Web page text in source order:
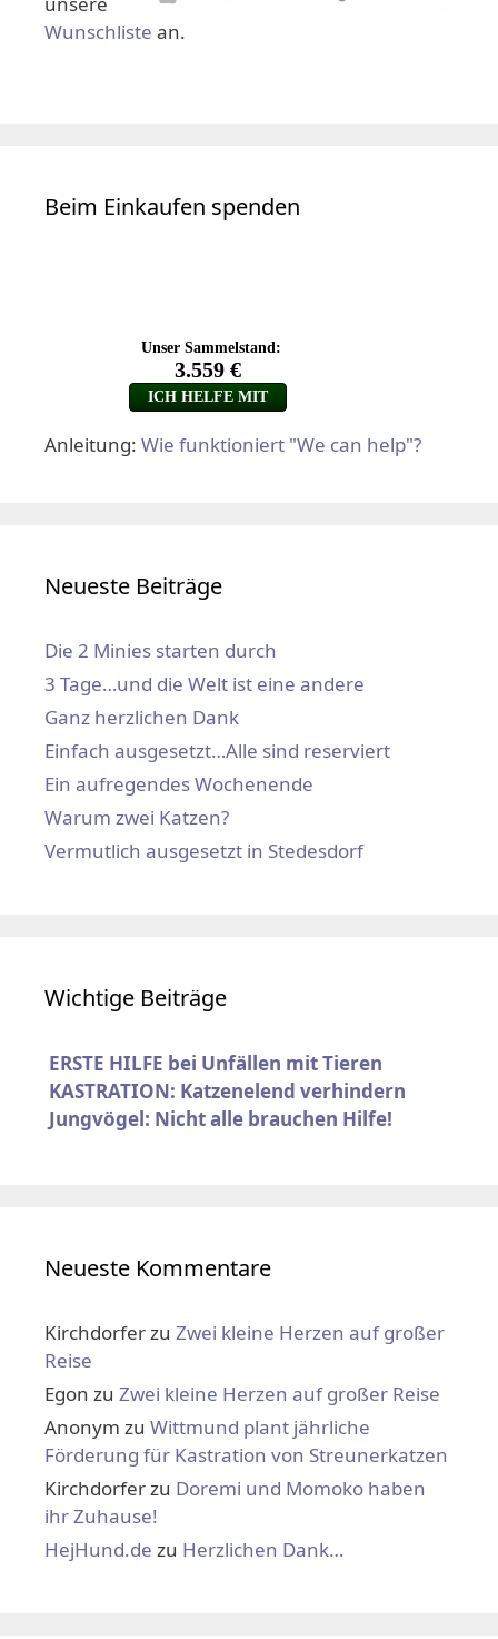
Wunschliste an.
Beim Einkaufen spenden
Anleitung: Wie funktioniert "We can help"?
Neueste Beiträge
Die 2 Minies starten durch
3 Tage…und die Welt ist eine andere
Ganz herzlichen Dank
Einfach ausgesetzt…Alle sind reserviert
Ein aufregendes Wochenende
Warum zwei Katzen?
Vermutlich ausgesetzt in Stedesdorf
Wichtige Beiträge
ERSTE HILFE bei Unfällen mit Tieren
KASTRATION: Katzenelend verhindern
Jungvögel: Nicht alle brauchen Hilfe!
Neueste Kommentare
Kirchdorferzu Zwei kleine Herzen auf großer
Reise
Egon zu Zwei kleine Herzen auf großer Reise
Anonym zu Wittmund plant jährliche
Förderung für Kastration von Streunerkatzen
Kirchdorferzu Doremi und Momoko haben
ihr Zuhause!
HejHund.de zu Herzlichen Dank…